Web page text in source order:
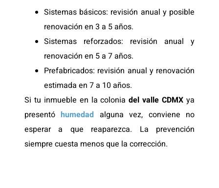
Sistemas básicos: revisión anual y posible
renovación en 3 a 5 años.
Sistemas reforzados: revisión anual y
renovación en 5 a 7 años.
Prefabricados: revisión anual y renovación
estimada en 7 a 10 años.
Si tu inmueble en la colonia del valle CDMX ya
presentóhumedad alguna vez, conviene no
esperar a que reaparezca. La prevención
siempre cuesta menos que la corrección.